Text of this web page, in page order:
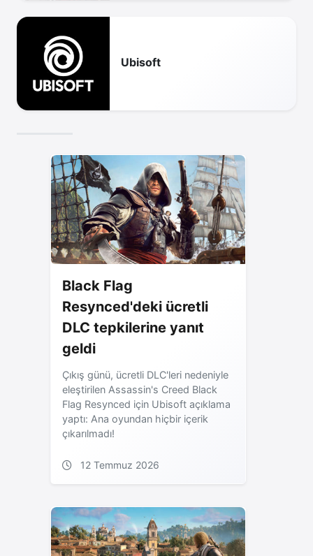
Ubisoft
Black Flag
Resynced'deki ücretli
DLC tepkilerine yanıt
geldi
Çıkış günü, ücretli DLC'leri nedeniyle
eleştirilen Assassin's Creed Black
Flag Resynced için Ubisoft açıklama
yaptı: Ana oyundan hiçbir içerik
çıkarılmadı!
12 Temmuz 2026